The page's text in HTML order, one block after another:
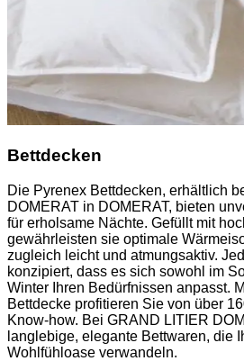
Bettdecken
Die Pyrenex Bettdecken, erhältlich
DOMERAT in DOMERAT, bieten
für erholsame Nächte. Gefüllt mit
gewährleisten sie optimale
zugleich leicht und atmungsaktiv.
konzipiert, dass es sich sowohl im
Winter Ihren Bedürfnissen anpasst.
Bettdecke profitieren Sie von über
Know-how. Bei GRAND LITIER
langlebige, elegante Bettwaren, die
Wohlfühloase verwandeln.